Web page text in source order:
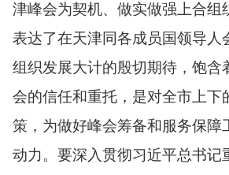
津峰会为契机、做实做强上合组
表达了在天津同各成员国领导人
组织发展大计的殷切期待，饱含
会的信任和重托，是对全市上下
策，为做好峰会筹备和服务保障
动力。要深入贯彻习近平总书记